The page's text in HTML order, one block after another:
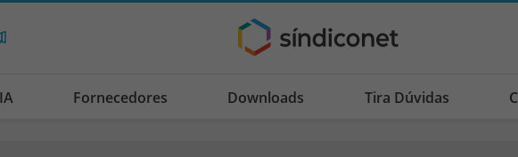
Fornecedores Downloads Tira Dúvidas